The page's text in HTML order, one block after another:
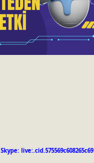
Skype: live:.cid.575569c608265c69